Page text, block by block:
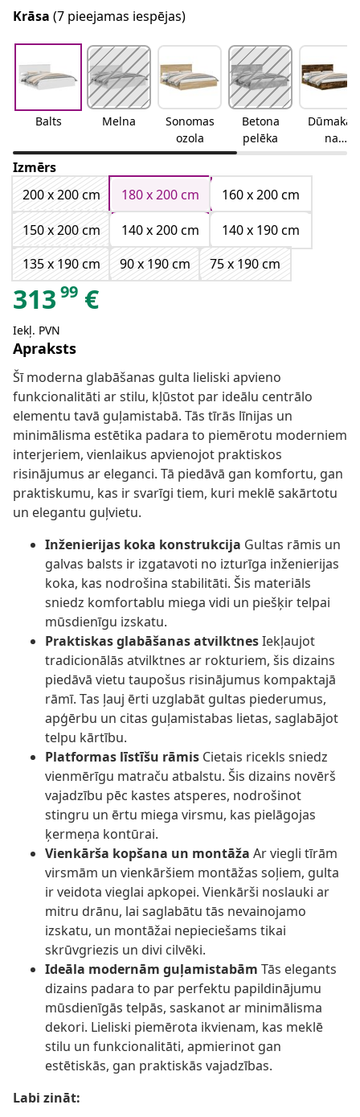
Krāsa (7 pieejamas iespējas)
Balts Melna
Sonomas
ozola
Betona
pelēka
Dūmakai
na
ozolkoka
Izmērs
200 x 200 cm
180 x 200 cm
160 x 200 cm
150 x 200 cm
140 x 200 cm
140 x 190 cm
135 x 190 cm
90 x 190 cm 75 x 190 cm
313 99 €
Iekļ. PVN
Apraksts
Šī moderna glabāšanas gulta lieliski apvieno
funkcionalitāti ar stilu, kļūstot par ideālu centrālo
elementu tavā guļamistabā. Tās tīrās līnijas un
minimālisma estētika padara to piemērotu moderniem
interjeriem, vienlaikus apvienojot praktiskos
risinājumus ar eleganci. Tā piedāvā gan komfortu, gan
praktiskumu, kas ir svarīgi tiem, kuri meklē sakārtotu
un elegantu guļvietu.
Inženierijas koka konstrukcija Gultas rāmis un
galvas balsts ir izgatavoti no izturīga inženierijas
koka, kas nodrošina stabilitāti. Šis materiāls
sniedz komfortablu miega vidi un piešķir telpai
mūsdienīgu izskatu.
Praktiskas glabāšanas atvilktnesIekļaujot
tradicionālās atvilktnes ar rokturiem, šis dizains
piedāvā vietu taupošus risinājumus kompaktajā
rāmī. Tas ļauj ērti uzglabāt gultas piederumus,
apģērbu un citas guļamistabas lietas, saglabājot
telpu kārtību.
Platformas līstīšu rāmis Cietais ricekls sniedz
vienmērīgu matraču atbalstu. Šis dizains novērš
vajadzību pēc kastes atsperes, nodrošinot
stingru un ērtu miega virsmu, kas pielāgojas
ķermeņa kontūrai.
Vienkārša kopšana un montāža Ar viegli tīrām
virsmām un vienkāršiem montāžas soļiem, gulta
ir veidota vieglai apkopei. Vienkārši noslauki ar
mitru drānu, lai saglabātu tās nevainojamo
izskatu, un montāžai nepieciešams tikai
skrūvgriezis un divi cilvēki.
Ideāla modernām guļamistabām Tās elegants
dizains padara to par perfektu papildinājumu
mūsdienīgās telpās, saskanot ar minimālisma
dekori. Lieliski piemērota ikvienam, kas meklē
stilu un funkcionalitāti, apmierinot gan
estētiskās, gan praktiskās vajadzības.
Labi zināt: